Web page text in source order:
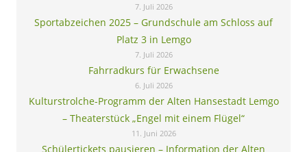
7. Juli 2026
Sportabzeichen 2025 – Grundschule am Schloss auf
Platz 3 in Lemgo
7. Juli 2026
Fahrradkurs für Erwachsene
6. Juli 2026
Kulturstrolche-Programm der Alten Hansestadt Lemgo
– Theaterstück „Engel mit einem Flügel“
11. Juni 2026
Schülertickets pausieren – Information der Alten